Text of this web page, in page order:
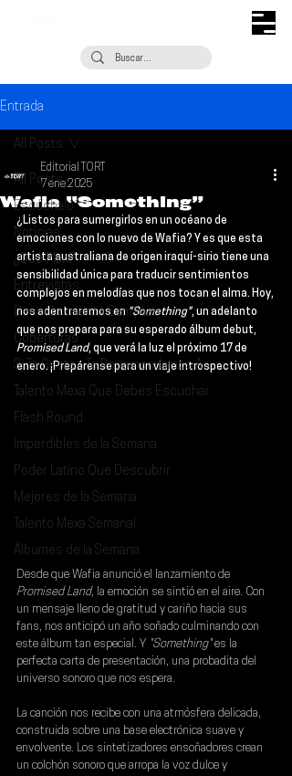
Entrada
All Posts
Escúchalo
Noticias
¿Qué Plan?
Entrevistas
Descubrimiento Semanal
Coberturas
Si Te Gusta... Te Recomendamos A...
Talento Mexa Que Debes Escuchar
Flash Round
Imperdibles de la Semana
Poder Latino Que Descubrir
Mejores de la Semana
Talento Mexa Semanal
Álbumes de la Semana
All Posts
Wafia “Something”
Editorial TORT
7 ene 2025
¿Listos para sumergirlos en un océano de
emociones con lo nuevo de Wafia? Y es que esta
artista australiana de origen iraquí-sirio tiene una
sensibilidad única para traducir sentimientos
complejos en melodías que nos tocan el alma. Hoy,
nos adentraremos en "Something", un adelanto
que nos prepara para su esperado álbum debut,
Promised Land, que verá la luz el próximo 17 de
enero. ¡Prepárense para un viaje introspectivo!
Desde que Wafia anunció el lanzamiento de
Promised Land, la emoción se sintió en el aire. Con
un mensaje lleno de gratitud y cariño hacia sus
fans, nos anticipó un año soñado culminando con
este álbum tan especial. Y "Something" es la
perfecta carta de presentación, una probadita del
universo sonoro que nos espera.
La canción nos recibe con una atmósfera delicada,
construida sobre una base electrónica suave y
envolvente. Los sintetizadores ensoñadores crean
un colchón sonoro que arropa la voz dulce y